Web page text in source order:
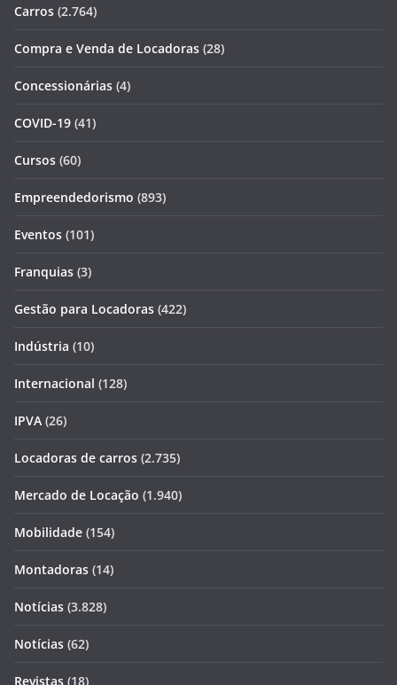
Carros (2.764)
Compra e Venda de Locadoras (28)
Concessionárias (4)
COVID-19 (41)
Cursos (60)
Empreendedorismo (893)
Eventos (101)
Franquias (3)
Gestão para Locadoras (422)
Indústria (10)
Internacional (128)
IPVA (26)
Locadoras de carros (2.735)
Mercado de Locação (1.940)
Mobilidade (154)
Montadoras (14)
Notícias (3.828)
Notícias (62)
Revistas (18)